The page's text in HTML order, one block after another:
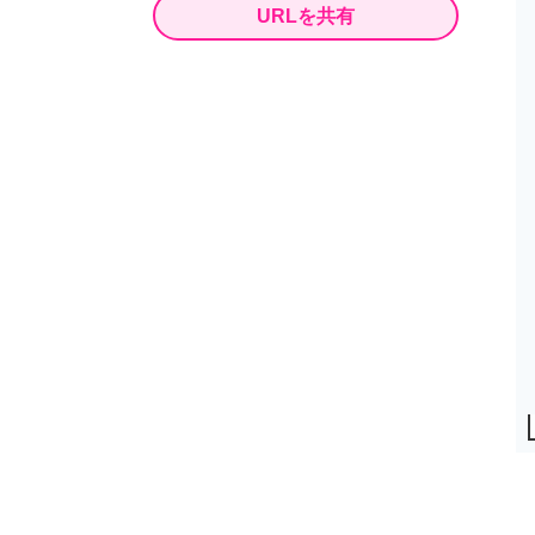
URLを共有